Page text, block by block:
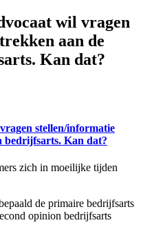
wil vragen
aan de
Kan dat?
stellen/informatie
bedrijfsarts. Kan dat?
zich in moeilijke tijden
de primaire bedrijfsarts
opinion bedrijfsarts